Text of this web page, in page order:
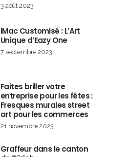
3 août 2023
iMac Customisé : L’Art
Unique d’Eazy One
7 septembre 2023
Faites briller votre
entreprise pour les fêtes :
Fresques murales street
art pour les commerces
21 novembre 2023
Graffeur dans le canton